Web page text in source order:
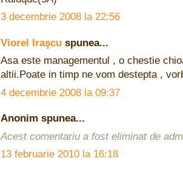
3 decembrie 2008 la 22:56
Viorel Iraşcu spunea...
Asa este managementul , o chestie
altii.Poate in timp ne vom destepta ,
4 decembrie 2008 la 09:37
Anonim spunea...
Acest comentariu a fost eliminat de
13 februarie 2010 la 16:18